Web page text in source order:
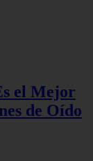
el Mejor
de Oído